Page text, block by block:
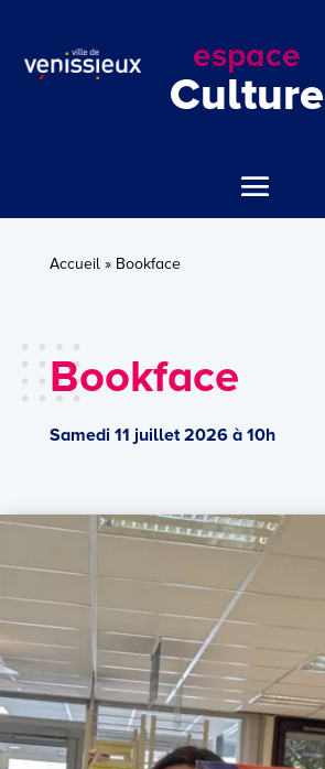
espace
Culture
Accueil» Bookface
Bookface
Samedi 11 juillet 2026 à 10h